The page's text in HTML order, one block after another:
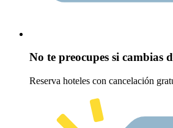
No te preocupes si cambias
Reserva hoteles con cancelación